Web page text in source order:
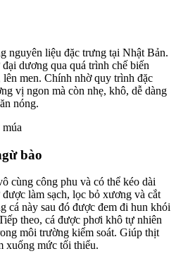
nguyên liệu đặc trưng tại Nhật Bản.
dương qua quá trình chế biến
men. Chính nhờ quy trình đặc
vị ngon mà còn nhẹ, khô, dễ dàng
nóng.
bào
cùng công phu và có thể kéo dài
làm sạch, lọc bỏ xương và cắt
cá này sau đó được đem đi hun khói
theo, cá được phơi khô tự nhiên
môi trường kiểm soát. Giúp thịt
xuống mức tối thiểu.